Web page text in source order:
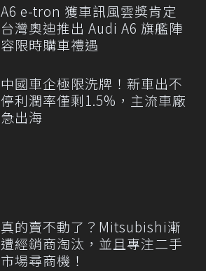
A6 e-tron 獲車訊風雲獎肯定
台灣奧迪推出 Audi A6 旗艦陣
容限時購車禮遇
中國車企極限洗牌！新車出不
停利潤率僅剩1.5%，主流車廠
急出海
真的賣不動了？Mitsubishi漸
遭經銷商淘汰，並且專注二手
市場尋商機！